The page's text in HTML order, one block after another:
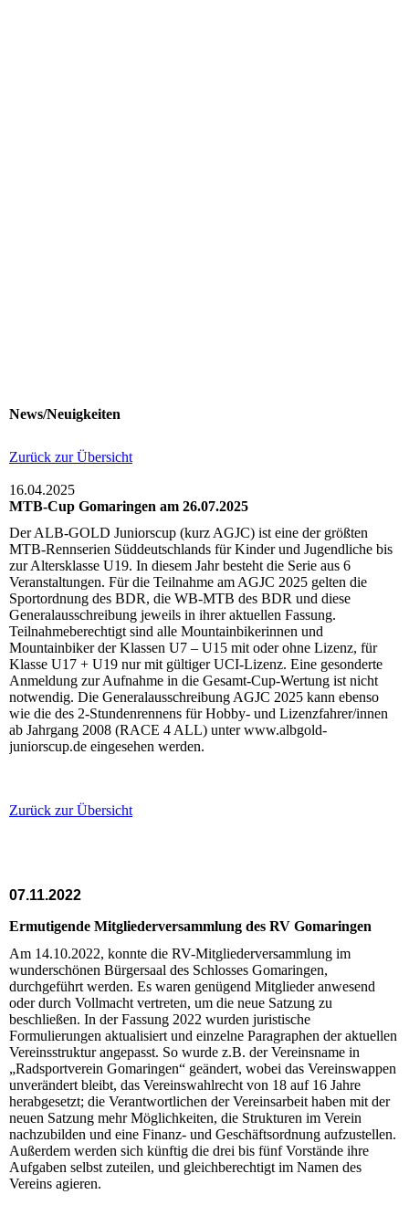
News/Neuigkeiten
Zurück zur Übersicht
16.04.2025
MTB-Cup Gomaringen am 26.07.2025
Der ALB-GOLD Juniorscup (kurz AGJC) ist eine der größten
MTB-Rennserien Süddeutschlands für Kinder und Jugendliche bis
zur Altersklasse U19. In diesem Jahr besteht die Serie aus 6
Veranstaltungen. Für die Teilnahme am AGJC 2025 gelten die
Sportordnung des BDR, die WB-MTB des BDR und diese
Generalausschreibung jeweils in ihrer aktuellen Fassung.
Teilnahmeberechtigt sind alle Mountainbikerinnen und
Mountainbiker der Klassen U7 – U15 mit oder ohne Lizenz, für
Klasse U17 + U19 nur mit gültiger UCI-Lizenz. Eine gesonderte
Anmeldung zur Aufnahme in die Gesamt-Cup-Wertung ist nicht
notwendig. Die Generalausschreibung AGJC 2025 kann ebenso
wie die des 2-Stundenrennens für Hobby- und Lizenzfahrer/innen
ab Jahrgang 2008 (RACE 4 ALL) unter www.albgold-
juniorscup.de eingesehen werden.
Zurück zur Übersicht
07.11.2022
Ermutigende Mitgliederversammlung des RV Gomaringen
Am 14.10.2022, konnte die RV-Mitgliederversammlung im
wunderschönen Bürgersaal des Schlosses Gomaringen,
durchgeführt werden. Es waren genügend Mitglieder anwesend
oder durch Vollmacht vertreten, um die neue Satzung zu
beschließen. In der Fassung 2022 wurden juristische
Formulierungen aktualisiert und einzelne Paragraphen der aktuellen
Vereinsstruktur angepasst. So wurde z.B. der Vereinsname in
„Radsportverein Gomaringen“ geändert, wobei das Vereinswappen
unverändert bleibt, das Vereinswahlrecht von 18 auf 16 Jahre
herabgesetzt; die Verantwortlichen der Vereinsarbeit haben mit der
neuen Satzung mehr Möglichkeiten, die Strukturen im Verein
nachzubilden und eine Finanz- und Geschäftsordnung aufzustellen.
Außerdem werden sich künftig die drei bis fünf Vorstände ihre
Aufgaben selbst zuteilen, und gleichberechtigt im Namen des
Vereins agieren.